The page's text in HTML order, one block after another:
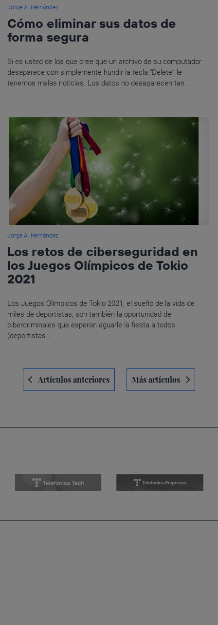
Jorge A. Hernández
Cómo eliminar sus datos de
forma segura
Si es usted de los que cree que un archivo de su computador
desaparece con simplemente hundir la tecla “Delete” le
tenemos malas noticias. Los datos no desaparecen tan...
Jorge A. Hernández
Los retos de ciberseguridad en
los Juegos Olímpicos de Tokio
2021
Los Juegos Olímpicos de Tokio 2021, el sueño de la vida de
miles de deportistas, son también la oportunidad de
cibercriminales que esperan aguarle la fiesta a todos
(deportistas...
Navegación
entradas
Artículos anteriores Más artículos